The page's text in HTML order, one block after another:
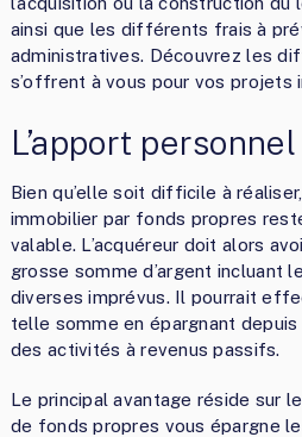
ainsi que les différents frais à
administratives. Découvrez les
s’offrent à vous pour vos projets
L’apport personnel
Bien qu’elle soit difficile à réaliser,
immobilier par fonds propres
valable. L’acquéreur doit alors
grosse somme d’argent incluant
diverses imprévus. Il pourrait
telle somme en épargnant depuis
des activités à revenus passifs.
Le principal avantage réside sur
de fonds propres vous épargne